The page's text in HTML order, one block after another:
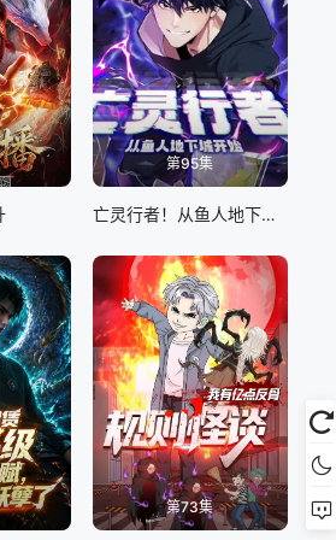
第95集
亡灵行者！从鱼人地下城开始 动态漫画
第73集